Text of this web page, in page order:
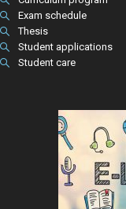
Exam schedule
Thesis
Student applications
Student care